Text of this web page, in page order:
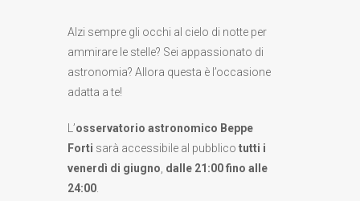
Alzi sempre gli occhi al cielo di notte per
ammirare le stelle? Sei appassionato di
astronomia? Allora questa è l’occasione
adatta a te!
L’osservatorio astronomico Beppe
Forti sarà accessibile al pubblico tutti i
venerdì di giugno dalle 21:00 fino alle
24:00